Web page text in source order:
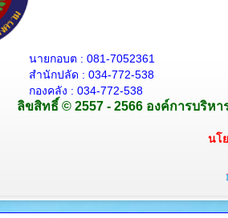
นายกอบต : 081-7052361
สำนักปลัด : 034-772-538
กองคลัง : 034-772-538
ลิขสิทธิ์ © 2557 - 2566 องค์การบริห
นโ